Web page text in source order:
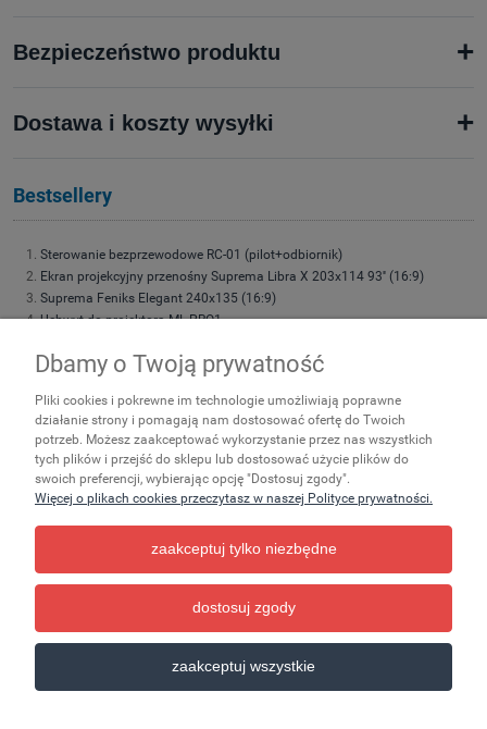
Bezpieczeństwo produktu +
Dostawa i koszty wysyłki +
Bestsellery
Sterowanie bezprzewodowe RC-01 (pilot+odbiornik)
Ekran projekcyjny przenośny Suprema Libra X 203x114 93'' (16:9)
Suprema Feniks Elegant 240x135 (16:9)
Uchwyt do projektora ML-PRO1
Suprema Feniks Elegant 180x101 (16:9)
Suprema Feniks Elegant 220x124 (16:9)
Suprema Feniks 200x113 (16:9) 90''
Suprema Leo 203x152 (4:3)
Suprema Polaris LITE 200x113 (16:9)
Torba transportowa do ekranów przenośnych rozmiar 195
Zakupy Ważne Pomoc
Dbamy o Twoją prywatność
Pliki cookies i pokrewne im technologie umożliwiają poprawne
działanie strony i pomagają nam dostosować ofertę do Twoich
potrzeb. Możesz zaakceptować wykorzystanie przez nas wszystkich
tych plików i przejść do sklepu lub dostosować użycie plików do
swoich preferencji, wybierając opcję "Dostosuj zgody".
Więcej o plikach cookies przeczytasz w naszej Polityce prywatności.
zaakceptuj tylko niezbędne
dostosuj zgody
zaakceptuj wszystkie